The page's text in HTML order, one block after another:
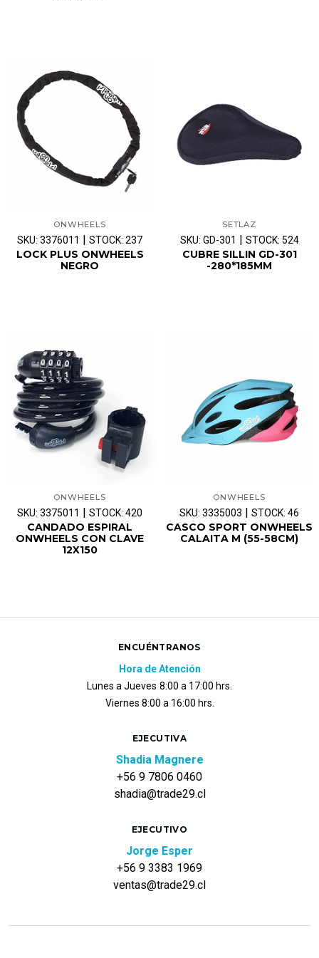
ONWHEELS
SKU: 3376011 | STOCK: 237
LOCK PLUS ONWHEELS
NEGRO
SETLAZ
SKU: GD-301 | STOCK: 524
CUBRE SILLIN GD-301
-280*185MM
ONWHEELS
SKU: 3375011 | STOCK: 420
CANDADO ESPIRAL
ONWHEELS CON CLAVE
12X150
ONWHEELS
SKU: 3335003 | STOCK: 46
CASCO SPORT ONWHEELS
CALAITA M (55-58CM)
ENCUÉNTRANOS
Hora de Atención
Lunes a Jueves 8:00 a 17:00 hrs.
Viernes 8:00 a 16:00 hrs.
EJECUTIVA
Shadia Magnere
+56 9 7806 0460
shadia@trade29.cl
EJECUTIVO
Jorge Esper
+56 9 3383 1969
ventas@trade29.cl